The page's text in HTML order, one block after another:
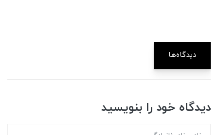
دیدگاه‌ها
دیدگاه خود را بنویسید